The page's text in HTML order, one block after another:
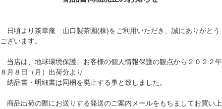
日頃より茶幸庵 山口製茶園(株)をご利用いただき、誠にありがとう
ございます。
当店は、地球環境保護、お客様の個人情報保護の観点から２０２２年
８月８日（月）出荷分より
納品書・明細書は同梱を廃止する事と致しました。
商品出荷の際にお送りする発送のご案内メールをもちましてお買い上